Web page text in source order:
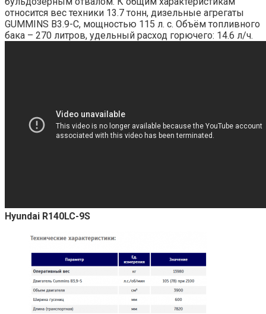
относится вес техники 13.7 тонн, дизельные агрегаты
GUMMINS B3.9-C, мощностью 115 л. с. Объём топливного
бака – 270 литров, удельный расход горючего: 14.6 л/ч.
Hyundai R140LC-9S